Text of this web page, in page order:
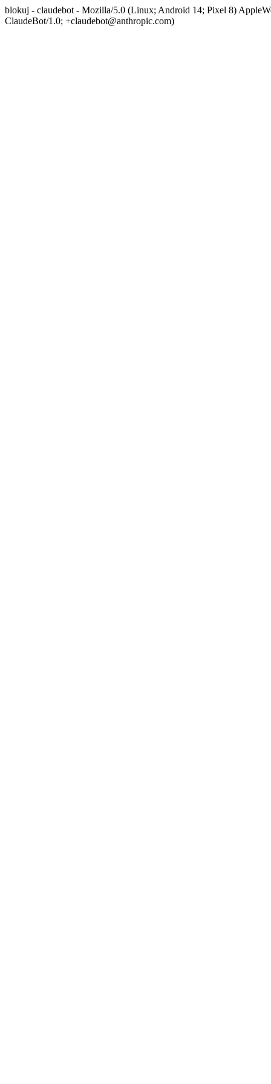
blokuj - claudebot - Mozilla/5.0 (Linux; Android 14; Pixel 8)
ClaudeBot/1.0; +claudebot@anthropic.com)